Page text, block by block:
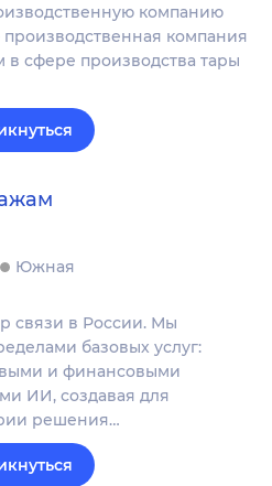
компанию
компания
в сфере производства тары
Южная
связи в России. Мы
базовых услуг:
и финансовыми
ИИ, создавая для
решения…